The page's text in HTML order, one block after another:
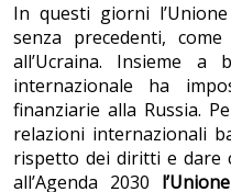
In questi giorni
senza precedenti,
all’Ucraina. Insieme a
internazionale ha
finanziarie alla Russia.
relazioni internazionali
rispetto dei diritti e dare
all’Agenda 2030